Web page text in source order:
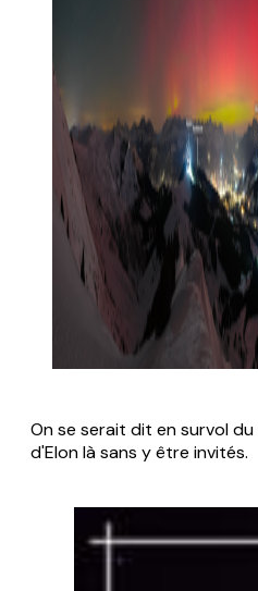
On se serait dit en survol
d'Elon là sans y être invités.